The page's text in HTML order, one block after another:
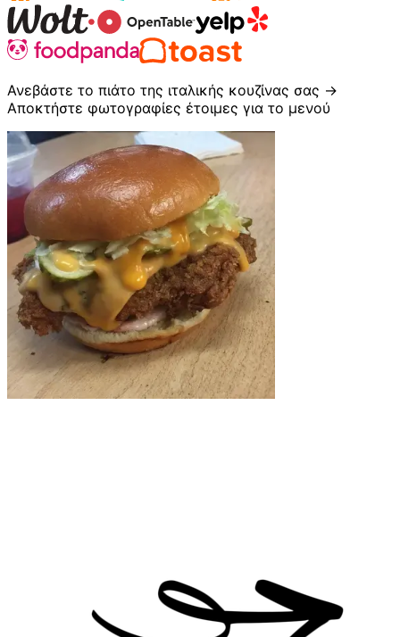
Ανεβάστε το πιάτο της ιταλικής κουζίνας σας →
Αποκτήστε φωτογραφίες έτοιμες για το μενού